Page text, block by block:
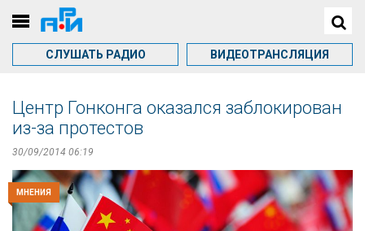
СЛУШАТЬ РАДИО ВИДЕОТРАНСЛЯЦИЯ
Центр Гонконга оказался заблокирован
из-за протестов
30/09/2014 06:19
МНЕНИЯ